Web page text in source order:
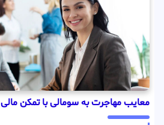
معایب مهاجرت به سومالی با تمکن مالی